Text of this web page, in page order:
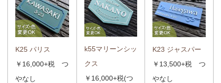
K25 パリス
￥16,000+税 つ
やなし
k55マリーンシッ
クス
￥16,000+税(つ
K23 ジャスパー
￥13,500+税 つ
やなし